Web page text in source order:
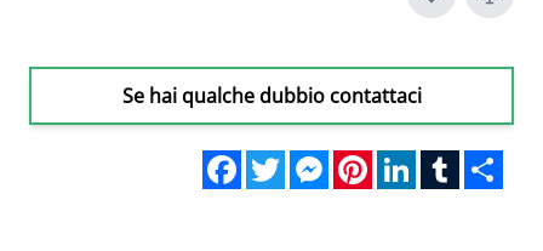
Se hai qualche dubbio contattaci
FacebookTwitterMessengerPinterestLinkedInTumblr